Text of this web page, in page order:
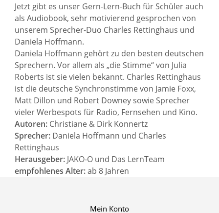
Jetzt gibt es unser Gern-Lern-Buch für Schüler auch
als Audiobook, sehr motivierend gesprochen von
unserem Sprecher-Duo Charles Rettinghaus und
Daniela Hoffmann.
Daniela Hoffmann gehört zu den besten deutschen
Sprechern. Vor allem als „die Stimme“ von Julia
Roberts ist sie vielen bekannt. Charles Rettinghaus
ist die deutsche Synchronstimme von Jamie Foxx,
Matt Dillon und Robert Downey sowie Sprecher
vieler Werbespots für Radio, Fernsehen und Kino.
Autoren: Christiane & Dirk Konnertz
Sprecher: Daniela Hoffmann und Charles
Rettinghaus
Herausgeber: JAKO-O und Das LernTeam
empfohlenes Alter:ab 8 Jahren
Mein Konto